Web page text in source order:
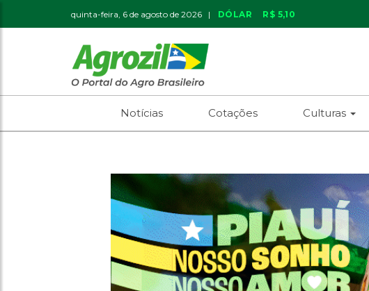
quinta-feira, 6 de agosto de 2026 | DÓLAR R$ 5,10
Notícias Cotações Culturas